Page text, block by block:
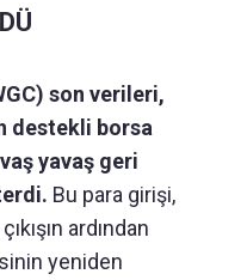
son verileri,
destekli borsa
yavaş geri
Bu para girişi,
ardından
yeniden